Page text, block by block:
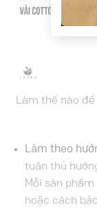
Làm thế nào
Làm theo
tuân thủ
Mỗi sản
hoặc cách